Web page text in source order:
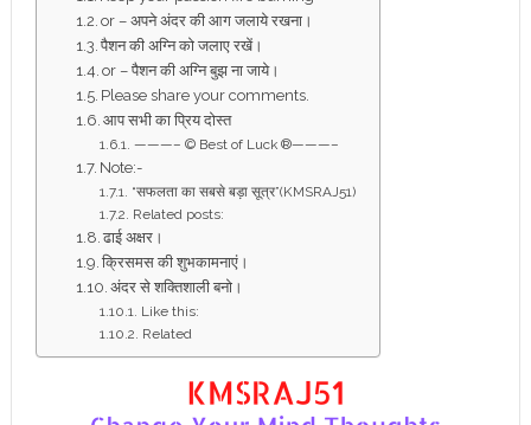
or – अपने अंदर की आग जलाये रखना।
पैशन की अग्नि को जलाए रखें।
or – पैशन की अग्नि बुझ ना जाये।
Please share your comments.
आप सभी का प्रिय दोस्त
———– © Best of Luck ®———–
Note:-
“सफलता का सबसे बड़ा सूत्र”(KMSRAJ51)
Related posts:
ढाई अक्षर।
क्रिसमस की शुभकामनाएं।
अंदर से शक्तिशाली बनो।
Like this:
Related